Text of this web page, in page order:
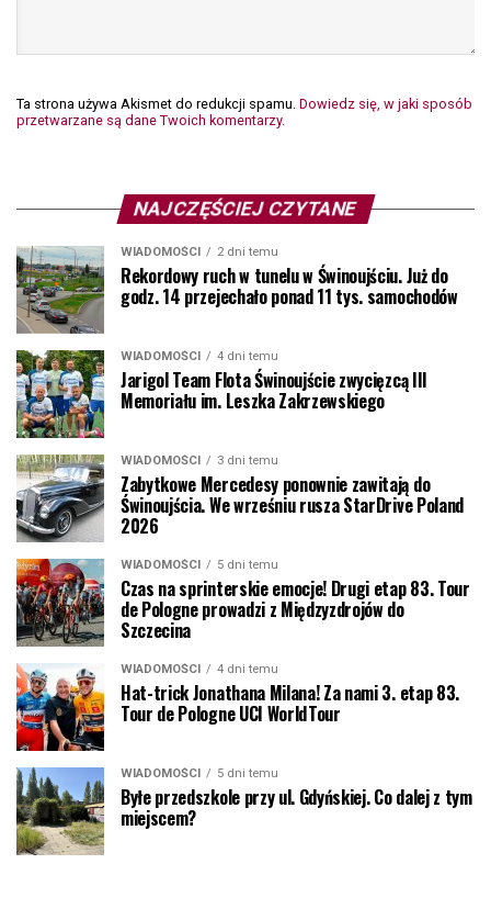
Ta strona używa Akismet do redukcji spamu. Dowiedz się, w jaki sposób
przetwarzane są dane Twoich komentarzy.
NAJCZĘŚCIEJ CZYTANE
WIADOMOŚCI 2 dni temu
Rekordowy ruch w tunelu w Świnoujściu. Już do
godz. 14 przejechało ponad 11 tys. samochodów
WIADOMOŚCI 4 dni temu
Jarigol Team Flota Świnoujście zwycięzcą III
Memoriału im. Leszka Zakrzewskiego
WIADOMOŚCI 3 dni temu
Zabytkowe Mercedesy ponownie zawitają do
Świnoujścia. We wrześniu rusza StarDrive Poland
2026
WIADOMOŚCI 5 dni temu
Czas na sprinterskie emocje! Drugi etap 83. Tour
de Pologne prowadzi z Międzyzdrojów do
Szczecina
WIADOMOŚCI 4 dni temu
Hat-trick Jonathana Milana! Za nami 3. etap 83.
Tour de Pologne UCI WorldTour
WIADOMOŚCI 5 dni temu
Byłe przedszkole przy ul. Gdyńskiej. Co dalej z tym
miejscem?